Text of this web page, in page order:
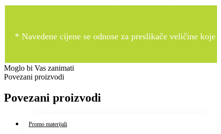
* Navedene cijene se odnose za preslikače veličine
Moglo bi Vas zanimati
Povezani proizvodi
Povezani proizvodi
Promo materijali